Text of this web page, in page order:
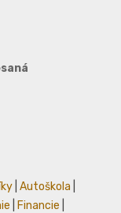
Autoškola
Financie